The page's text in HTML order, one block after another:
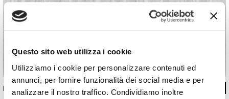
Questo sito web utilizza i cookie
Utilizziamo i cookie per personalizzare contenuti ed
annunci, per fornire funzionalità dei social media e per
analizzare il nostro traffico. Condividiamo inoltre
INKRADE2302